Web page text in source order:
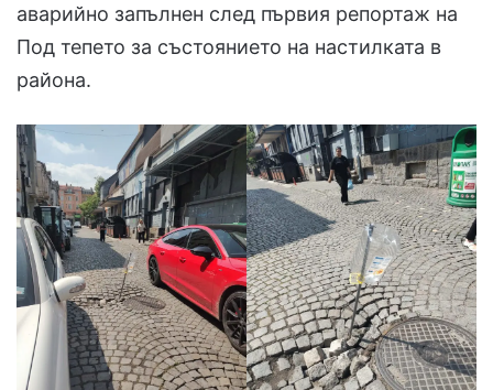
аварийно запълнен след първия репортаж на
Под тепето за състоянието на настилката в
района.